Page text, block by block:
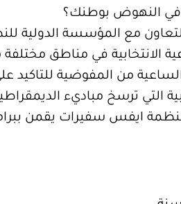
في النهوض بوطنك؟
مع المؤسسة
الانتخابية في مناطق مختلفة
من المفوضية للتاكيد
التي ترسخ مباديء
ايفس سفيرات يقمن